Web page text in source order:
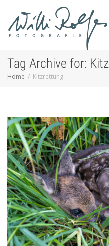
Tag Archive for:
Home Kitzrettung